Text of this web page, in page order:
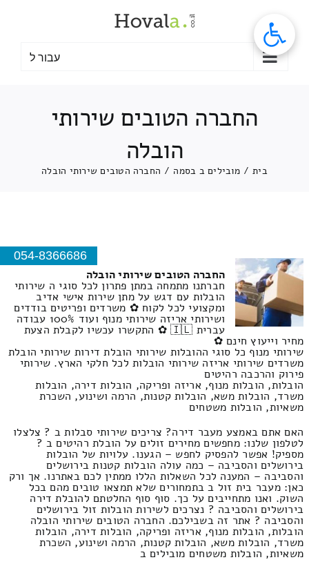
עבור ל
החברה הטובים שירותי
הובלה
בית / מובילים ב בסמה / החברה הטובים שירותי הובלה
054-8366686
החברה הטובים שירותי הובלה
חברתנו מתמחה במתן פתרון לכל סוגי ה שירותי
הובלות עם דגש על מתן שירות אישי אדיב
ומקצועי לכל לקוח ✿ משרדים ופריטים בודדים
ושירותי אריזה שירותי מנוף ועוד 100% עבודה
עברית 🇮🇱 ✿ התקשרו עכשיו לקבלת הצעת
מחיר וייעוץ חינם ✿
שירותי מנוף כל סוגי ההובלות שירותי הובלת דירות שירותי הובלת
משרדים שירותי אריזה שירותי הובלות לכל חלקי הארץ. שירותי
פירוק והרכבה רהיטים
הובלות, הובלות מנוף, אריזה ופריקה, הובלות דירה, הובלות
משרד, הובלות משא, הובלות קטנות, הרמה ושינוע, השכרת
משאיות, הובלות משטחים
האם אתם באמצע מעבר דירה? צריכים שירותי סבלות ב ? צלצלו
לטלפון שלנו: מחפשים מחירים זולים על הובלת רהיטים ב ?
מספיק! אפשר להפסיק לחפש – הגענו. עלויות של הובלות
בירושלים והסביבה – כמה עולה הובלות קטנות בירושלים
והסביבה – המענה לכל השאלות הללו ממתין לכם באתרנו. אך ורק
כאן: מעבר בית זול ב בתמחורים שלא תמצאו טובים מהם בכל
השוק. ואנו מתחייבים על כך. סוף סוף החלטתם להובלת דירה
בירושלים והסביבה ? נצרכים לשירות הובלות זול בירושלים
והסביבה ? אתר זה בשבילכם. החברה הטובים שירותי הובלה
הובלות, הובלות מנוף, אריזה ופריקה, הובלות דירה, הובלות
משרד, הובלות משא, הובלות קטנות, הרמה ושינוע, השכרת
משאיות, הובלות משטחים מובילים ב